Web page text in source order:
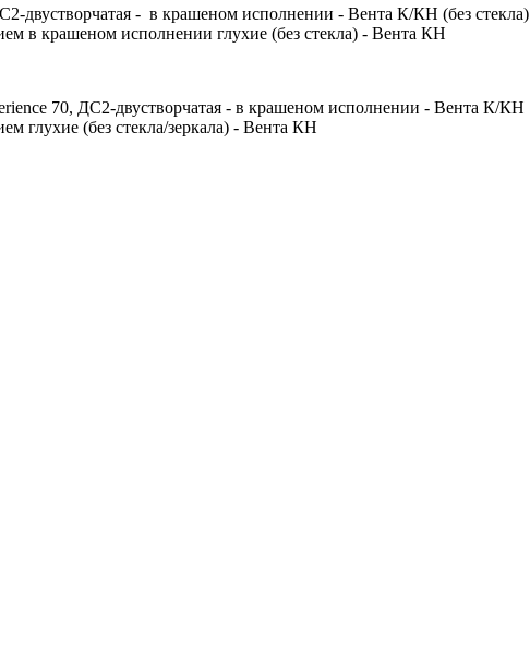
- в крашеном исполнении - Вента К/КН (без стекла)
в крашеном исполнении глухие (без стекла) - Вента КН
70, ДС2-двустворчатая - в крашеном исполнении - Вента К/КН
глухие (без стекла/зеркала) - Вента КН